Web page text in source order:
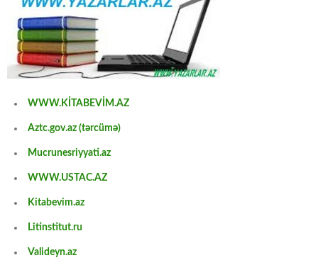
WWW.KİTABEVİM.AZ
Aztc.gov.az (tərcümə)
Mucrunesriyyati.az
WWW.USTAC.AZ
Kitabevim.az
Litinstitut.ru
Valideyn.az